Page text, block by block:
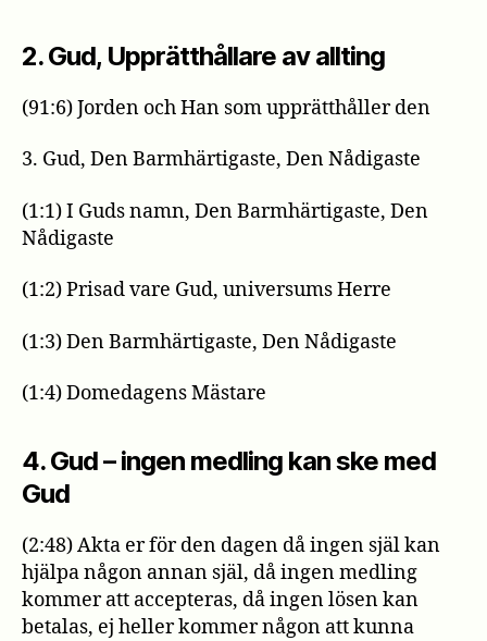
2. Gud, Upprätthållare av allting
(91:6) Jorden och Han som upprätthåller den
3. Gud, Den Barmhärtigaste, Den Nådigaste
(1:1) I Guds namn, Den Barmhärtigaste, Den
Nådigaste
(1:2) Prisad vare Gud, universums Herre
(1:3) Den Barmhärtigaste, Den Nådigaste
(1:4) Domedagens Mästare
4. Gud – ingen medling kan ske med
Gud
(2:48) Akta er för den dagen då ingen själ kan
hjälpa någon annan själ, då ingen medling
kommer att accepteras, då ingen lösen kan
betalas, ej heller kommer någon att kunna